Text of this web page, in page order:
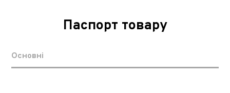
Паспорт товару
Основні